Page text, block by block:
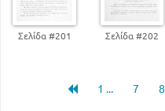
Σελίδα #201 Σελίδα #202
1 ... 7 8